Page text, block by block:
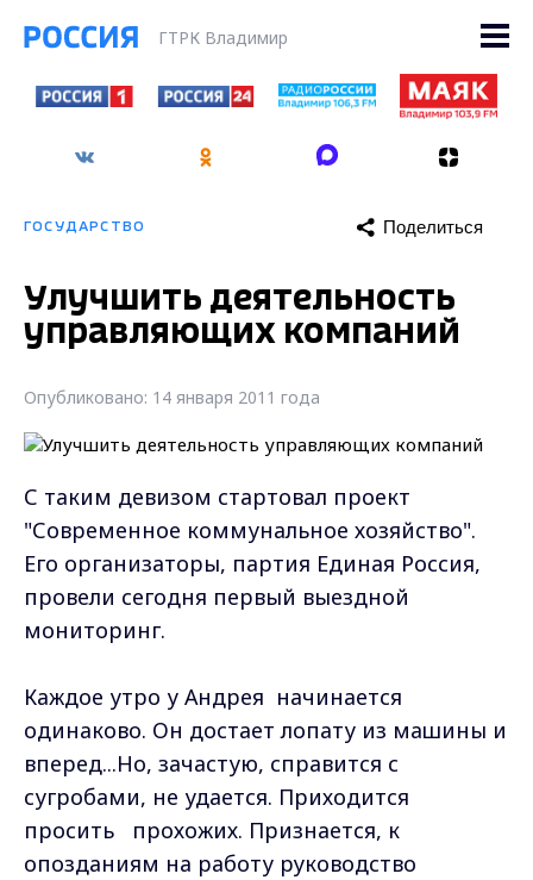
ГТРК Владимир
ГОСУДАРСТВО Поделиться
Улучшить деятельность
управляющих компаний
Опубликовано: 14 января 2011 года
С таким девизом стартовал проект
"Современное коммунальное хозяйство".
Его организаторы, партия Единая Россия,
провели сегодня первый выездной
мониторинг.
Каждое утро у Андрея начинается
одинаково. Он достает лопату из машины и
вперед...Но, зачастую, справится с
сугробами, не удается. Приходится
просить прохожих. Признается, к
опозданиям на работу руководство